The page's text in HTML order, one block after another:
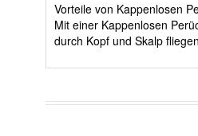
Vorteile von Kappenlosen
Mit einer Kappenlosen
durch Kopf und Skalp